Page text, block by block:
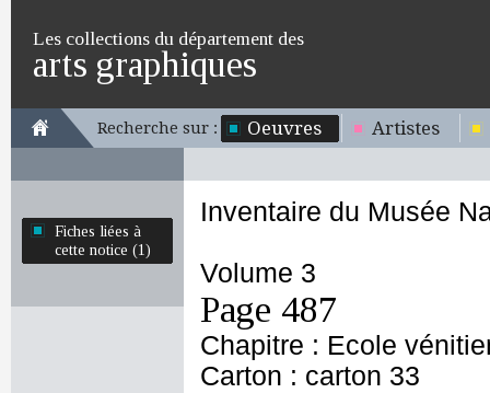
Les collections du département des
arts graphiques
Recherche sur : Oeuvres Artistes
Fiches liées à
cette notice (1)
Inventaire du Musée
Volume 3
Page 487
Chapitre : Ecole
Carton : carton 33